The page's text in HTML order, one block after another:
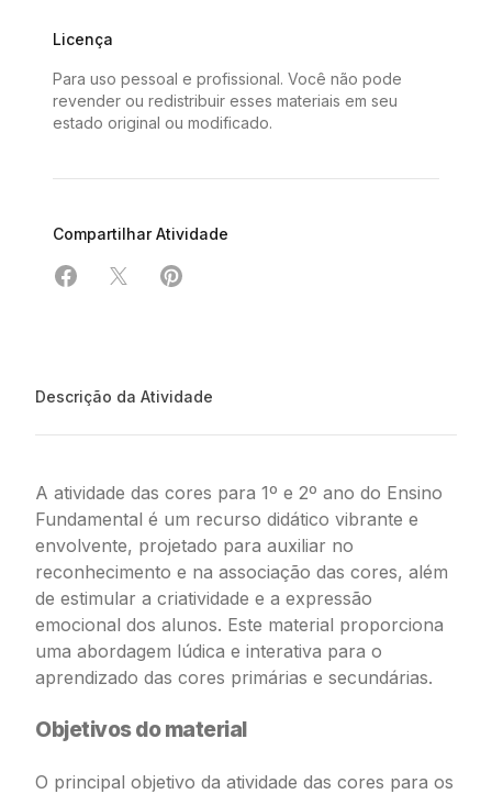
Licença
Para uso pessoal e profissional. Você não pode
revender ou redistribuir esses materiais em seu
estado original ou modificado.
Compartilhar Atividade
Compartilhar em Facebook
Compartilhar em X
Compartilhar em Pinterest
Descrição da Atividade
A atividade das cores para 1º e 2º ano do Ensino
Fundamental é um recurso didático vibrante e
envolvente, projetado para auxiliar no
reconhecimento e na associação das cores, além
de estimular a criatividade e a expressão
emocional dos alunos. Este material proporciona
uma abordagem lúdica e interativa para o
aprendizado das cores primárias e secundárias.
Objetivos do material
O principal objetivo da atividade das cores para os